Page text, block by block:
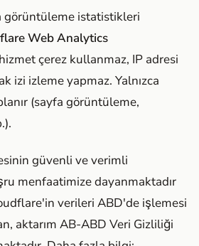
görüntüleme istatistikleri
Web Analytics
çerez kullanmaz, IP adresi
izi izleme yapmaz. Yalnızca
(sayfa görüntüleme,
güvenli ve verimli
menfaatimize dayanmaktadır
verileri ABD'de işlemesi
aktarım AB-ABD Veri Gizliliği